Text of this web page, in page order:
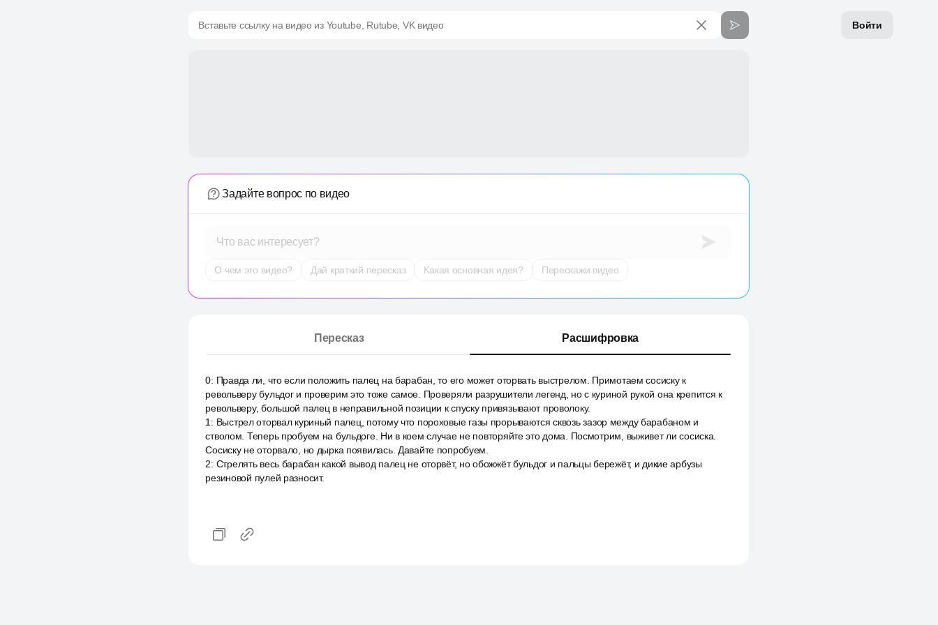
Войти
Вставьте ссылку на видео из Youtube, Rutube, VK видео
Задайте вопрос по видео
Что вас интересует?
О чем это видео? Дай краткий пересказ Какая основная идея? Перескажи видео
Пересказ Расшифровка
0: Правда ли, что если положить палец на барабан, то его может оторвать выстрелом. Примотаем сосиску к
револьверу бульдог и проверим это тоже самое. Проверяли разрушители легенд, но с куриной рукой она крепится к
револьверу, большой палец в неправильной позиции к спуску привязывают проволоку.
1 : Выстрел оторвал куриный палец, потому что пороховые газы прорываются сквозь зазор между барабаном и
стволом. Теперь пробуем на бульдоге. Ни в коем случае не повторяйте это дома. Посмотрим, выживет ли сосиска.
Сосиску не оторвало, но дырка появилась. Давайте попробуем.
2: Стрелять весь барабан какой вывод палец не оторвёт, но обожжёт бульдог и пальцы бережёт, и дикие арбузы
резиновой пулей разносит.